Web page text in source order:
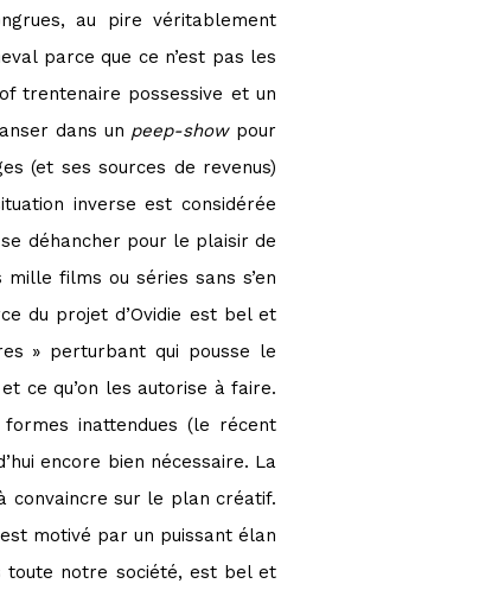
au pire véritablement
parce que ce n’est pas les
trentenaire possessive et un
dans un peep-showpour
(et ses sources de revenus)
inverse est considérée
déhancher pour le plaisir de
films ou séries sans s’en
du projet d’Ovidie est bel et
» perturbant qui pousse le
ce qu’on les autorise à faire.
inattendues (le récent
encore bien nécessaire. La
convaincre sur le plan créatif.
motivé par un puissant élan
toute notre société, est bel et